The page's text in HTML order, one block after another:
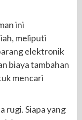
ini
meliputi
elektronik
biaya tambahan
mencari
rugi. Siapa yang